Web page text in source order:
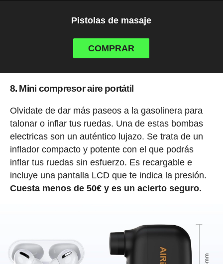
Pistolas de masaje
COMPRAR
8. Mini compresor aire portátil
Olvidate de dar más paseos a la gasolinera para
talonar o inflar tus ruedas. Una de estas bombas
electricas son un auténtico lujazo. Se trata de un
inflador compacto y potente con el que podrás
inflar tus ruedas sin esfuerzo. Es recargable e
incluye una pantalla LCD que te indica la presión.
Cuesta menos de 50€ y es un acierto seguro.